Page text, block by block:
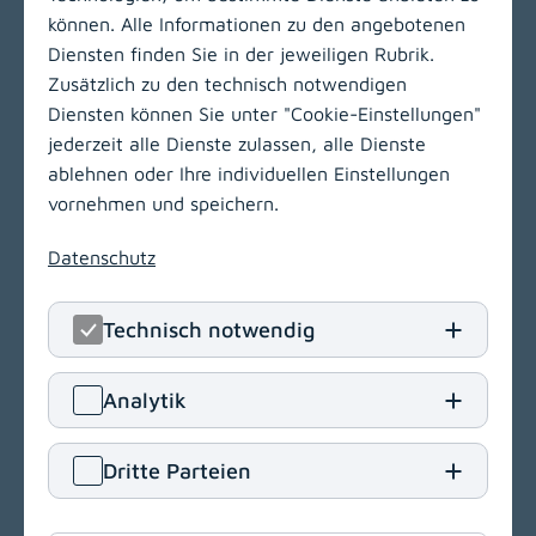
LinkedIn
(opens in
KABEG Management
Kraßniggstraße 15
9020 Klagenfurt am Wörthersee
T+43 463 55212
Eoffice[at]kabeg.at
Navigation
(opens in a new window)
Vergabeportal
(opens in a new window)
Einkaufsbedingungen
können. Alle Informationen zu den angebotenen
Diensten finden Sie in der jeweiligen Rubrik.
Zusätzlich zu den technisch notwendigen
Diensten können Sie unter "Cookie-Einstellungen"
jederzeit alle Dienste zulassen, alle Dienste
ablehnen oder Ihre individuellen Einstellungen
vornehmen und speichern.
Datenschutz
Technisch notwendig
Analytik
Dritte Parteien